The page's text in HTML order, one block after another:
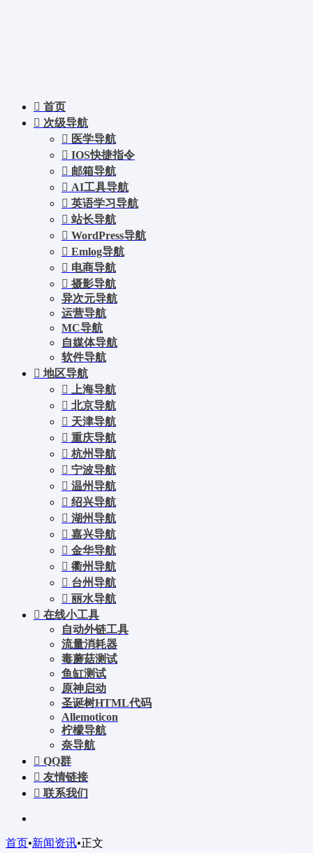
首页
次级导航
医学导航
IOS快捷指令
邮箱导航
AI工具导航
英语学习导航
站长导航
WordPress导航
Emlog导航
电商导航
摄影导航
异次元导航
运营导航
MC导航
自媒体导航
软件导航
地区导航
上海导航
北京导航
天津导航
重庆导航
杭州导航
宁波导航
温州导航
绍兴导航
湖州导航
嘉兴导航
金华导航
衢州导航
台州导航
丽水导航
在线小工具
自动外链工具
流量消耗器
毒蘑菇测试
鱼缸测试
原神启动
圣诞树HTML代码
Allemoticon
柠檬导航
奈导航
QQ群
友情链接
联系我们
首页•新闻资讯•正文